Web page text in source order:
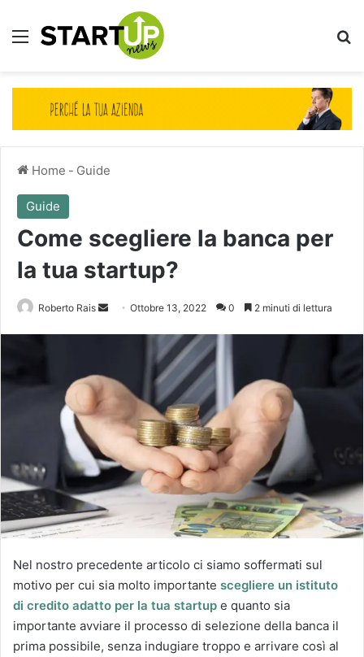
Menu
Home - Guide
Guide
Come scegliere la banca per
la tua startup?
Roberto Rais
Invia Ottobre 13, 2022 0 2 minuti di lettura
Nel nostro precedente articolo ci siamo soffermati sul
motivo per cui sia molto importante scegliere un istituto
di credito adatto per la tua startup e quanto sia
importante avviare il processo di selezione della banca il
prima possibile, senza indugiare troppo e arrivare così al